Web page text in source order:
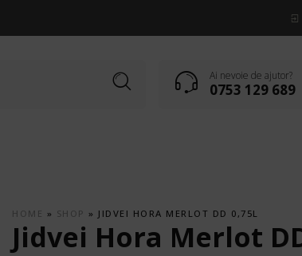
Ai nevoie de ajutor?
0753 129 689
HOME » SHOP » JIDVEI HORA MERLOT DD 0,75L
Jidvei Hora Merlot